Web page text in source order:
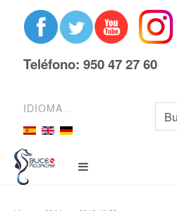
Teléfono: 950 47 27 60
IDIOMA